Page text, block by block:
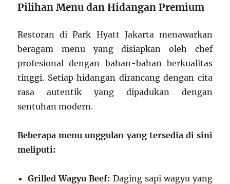
Pilihan Menu dan Hidangan Premium
Restoran di Park Hyatt Jakarta menawarkan
beragam menu yang disiapkan oleh chef
profesional dengan bahan-bahan berkualitas
tinggi. Setiap hidangan dirancang dengan cita
rasa autentik yang dipadukan dengan
sentuhan modern.
Beberapa menu unggulan yang tersedia di sini
meliputi:
Grilled Wagyu Beef: Daging sapi wagyu yang